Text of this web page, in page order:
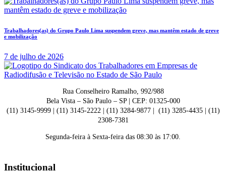
Trabalhadores(as) do Grupo Paulo Lima suspendem greve, mas mantêm estado de greve
e mobilização
7 de julho de 2026
Rua Conselheiro Ramalho, 992/988
Bela Vista – São Paulo – SP | CEP: 01325-000
(11) 3145-9999 | (11) 3145-2222 | (11) 3284-9877 | (11) 3285-4435 | (11)
2308-7381
Segunda-feira à Sexta-feira das 08:30 às 17:00.
Institucional